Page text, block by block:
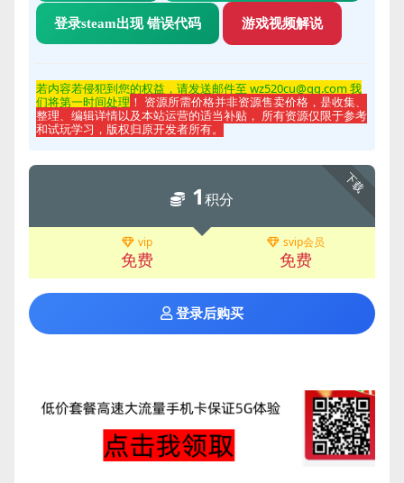
登录steam出现 错误代码 游戏视频解说
若内容若侵犯到您的权益，请发送邮件至 wz520cu@qq.com 我
们将第一时间处理 ！ 资源所需价格并非资源售卖价格，是收集、
整理、编辑详情以及本站运营的适当补贴， 所有资源仅限于参考
和试玩学习，版权归原开发者所有。
下载
1积分
vip
免费
svip会员
免费
登录后购买